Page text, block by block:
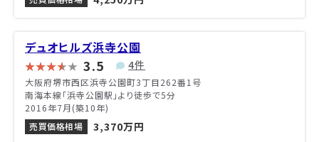
デュオヒルズ浜寺公園
3.5 4件
大阪府堺市西区浜寺公園町3丁目262番1号
南海本線「浜寺公園駅」より徒歩で5分
2016年7月(築10年)
売買価格相場
3,370万円